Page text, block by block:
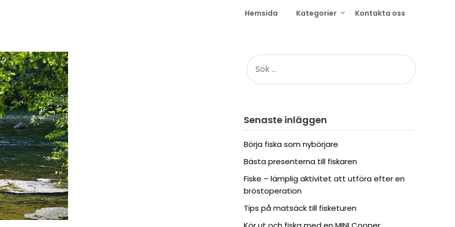
Hemsida Kategorier Kontakta oss
EFTER:
Senaste inläggen
Börja fiska som nybörjare
Bästa presenterna till fiskaren
Fiske – lämplig aktivitet att utföra efter en
bröstoperation
Tips på matsäck till fisketuren